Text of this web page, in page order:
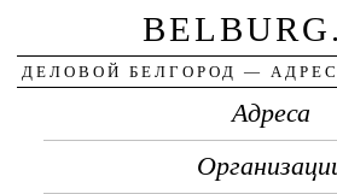
ДЕЛОВОЙ БЕЛГОРОД —
Адреса